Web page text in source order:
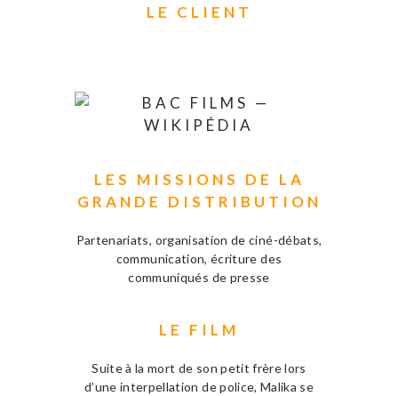
LE CLIENT
LES MISSIONS DE LA
GRANDE DISTRIBUTION
Partenariats, organisation de ciné-débats,
communication, écriture des
communiqués de presse
LE FILM
Suite à la mort de son petit frère lors
d’une interpellation de police, Malika se